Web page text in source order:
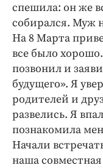
ПРОЕКТЫ
Блоги
Издания
Интересное
Клиника
Бренд года
спешила: он же
собирался. Муж
На 8 Марта
все было
позвонил и
будущего». Я
родителей и
развелись. Я
познакомила
Начали
наша